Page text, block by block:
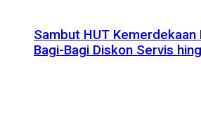
Sambut HUT Kemerdekaan
Bagi-Bagi Diskon Servis